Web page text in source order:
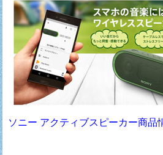
ソニー アクティブスピーカー商品